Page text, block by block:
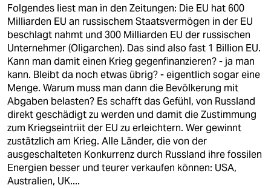
Folgendes liest man in den Zeitungen: Die EU hat 600
Milliarden EU an russischem Staatsvermögen in der EU
beschlagt nahmt und 300 Milliarden EU der russischen
Unternehmer (Oligarchen). Das sind also fast 1 Billion EU.
Kann man damit einen Krieg gegenfinanzieren? - ja man
kann. Bleibt da noch etwas übrig? - eigentlich sogar eine
Menge. Warum muss man dann die Bevölkerung mit
Abgaben belasten? Es schafft das Gefühl, von Russland
direkt geschädigt zu werden und damit die Zustimmung
zum Kriegseintriit der EU zu erleichtern. Wer gewinnt
zustätzlich am Krieg. Alle Länder, die von der
ausgeschalteten Konkurrenz durch Russland ihre fossilen
Energien besser und teurer verkaufen können: USA,
Australien, UK....